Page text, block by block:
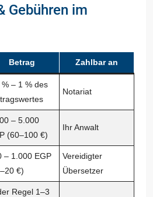
Gebühren im
Betrag Zahlbar an
– 1 % des
Notariat
– 5.000
(60–100 €)
Ihr Anwalt
– 1.000 EGP
€)
Vereidigter
Übersetzer
Regel 1–3